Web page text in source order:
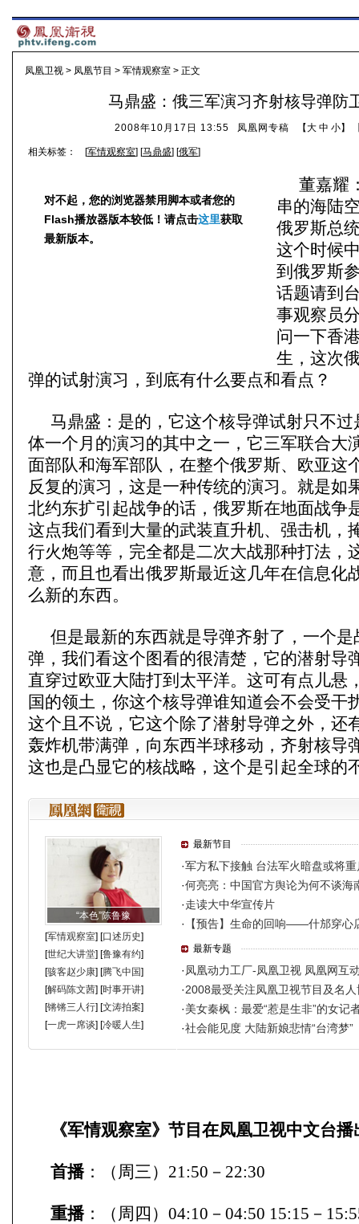
凤凰卫视 > 凤凰节目 > 军情观察室 > 正文
马鼎盛：俄三军演习齐射核导弹防
2008年10月17日 13:55 凤凰网专稿 【大 中 小】
相关标签： [军情观察室] [马鼎盛] [俄军]
对不起，您的浏览器禁用脚本或者您的
Flash播放器版本较低！请点击这里获取
最新版本。
董嘉耀
串的海陆
俄罗斯总
这个时候
到俄罗斯
话题请到
事观察员
问一下香
生，这次
弹的试射演习，到底有什么要点和看点？
马鼎盛：是的，它这个核导弹试射只不过
体一个月的演习的其中之一，它三军联合大
面部队和海军部队，在整个俄罗斯、欧亚这
反复的演习，这是一种传统的演习。就是如
北约东扩引起战争的话，俄罗斯在地面战争
这点我们看到大量的武装直升机、强击机，
行火炮等等，完全都是二次大战那种打法，
意，而且也看出俄罗斯最近这几年在信息化
么新的东西。
但是最新的东西就是导弹齐射了，一个
弹，我们看这个图看的很清楚，它的潜射导
直穿过欧亚大陆打到太平洋。这可有点儿悬
国的领土，你这个核导弹谁知道会不会受干
这个且不说，它这个除了潜射导弹之外，还
轰炸机带满弹，向东西半球移动，齐射核导
这也是凸显它的核战略，这个是引起全球的
《军情观察室》节目在凤凰卫视中文台播
首播：（周三）21:50－22:30
重播：（周四）04:10－04:50 15:15－